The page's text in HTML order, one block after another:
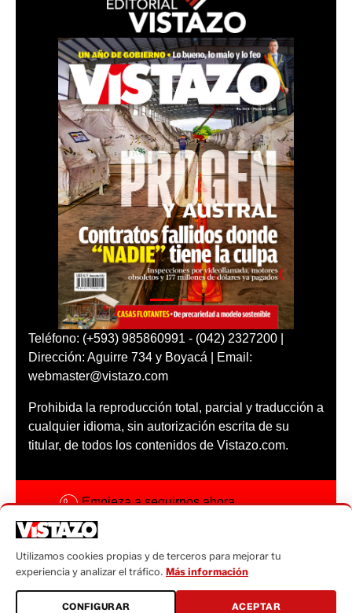
Teléfono: (+593) 985860991 - (042) 2327200 |
Dirección: Aguirre 734 y Boyacá | Email:
webmaster@vistazo.com
Prohibida la reproducción total, parcial y traducción a
cualquier idioma, sin autorización escrita de su
titular, de todos los contenidos de Vistazo.com.
Empieza a seguirnos ahora
Código ética
Sugerencias a:
sugerencias@vistazo.com
Utilizamos cookies propias y de terceros para mejorar tu
experiencia y analizar el tráfico. Más información
CONFIGURAR ACEPTAR